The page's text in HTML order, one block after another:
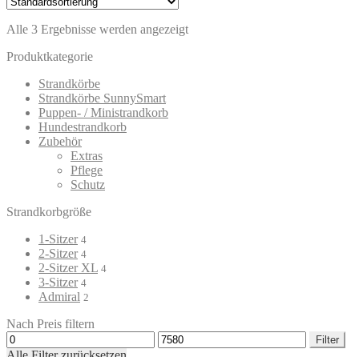
Alle 3 Ergebnisse werden angezeigt
Produktkategorie
Strandkörbe
Strandkörbe SunnySmart
Puppen- / Ministrandkorb
Hundestrandkorb
Zubehör
Extras
Pflege
Schutz
Strandkorbgröße
1-Sitzer 4
2-Sitzer 4
2-Sitzer XL 4
3-Sitzer 4
Admiral 2
Nach Preis filtern
Min.
Preis
Max.
Preis
Filter